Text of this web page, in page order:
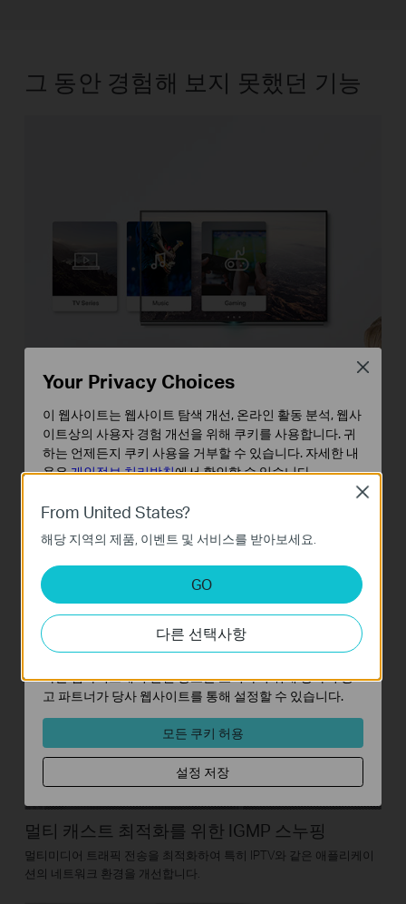
그 동안 경험해 보지 못했던 기능
QoS 을 통한 지연없는 인터넷 연결
비디오 모니터링과 같은 민감한 애플리케이션의 품질을 보장합니다.
멀티 캐스트 최적화를 위한 IGMP 스누핑
멀티미디어 트래픽 전송을 최적화하여 특히 IPTV와 같은 애플리케이
션의 네트워크 환경을 개선합니다.
From United States?
해당 지역의 제품, 이벤트 및 서비스를 받아보세요.
GO
다른 선택사항
Close
Your Privacy Choices
이 웹사이트는 웹사이트 탐색 개선, 온라인 활동 분석, 웹사
이트상의 사용자 경험 개선을 위해 쿠키를 사용합니다. 귀
하는 언제든지 쿠키 사용을 거부할 수 있습니다. 자세한 내
용은개인정보 처리방침에서 확인할 수 있습니다.
기본 쿠키
이 쿠키는 웹사이트가 작동하는 데 필요하며 사용자의 시
스템에서 비활성화할 수 없습니다.
분석 및 마케팅 쿠키
분석 쿠키는 웹사이트의 기능을 개선하고 조정하기 위해
웹사이트에서의 사용자 활동을 분석하는 데 사용하는 쿠키
입니다.
마케팅 쿠키는 귀하의 관심사에 대한 프로필을 생성하고
다른 웹사이트에서 관련 광고를 표시하기 위해 당사의 광
고 파트너가 당사 웹사이트를 통해 설정할 수 있습니다.
모든 쿠키 허용
설정 저장
Close